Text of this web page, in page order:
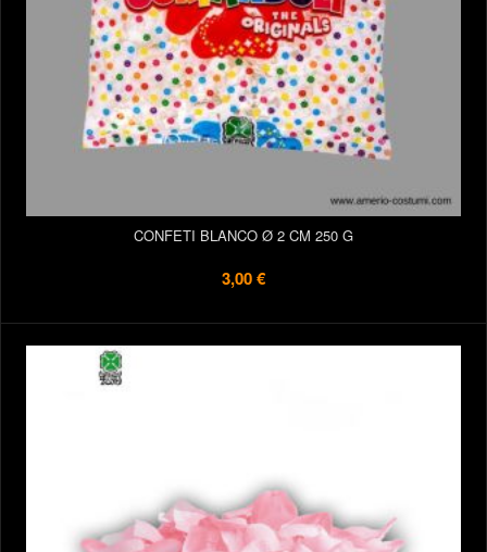
CONFETI BLANCO Ø 2 CM 250 G
3,00 €